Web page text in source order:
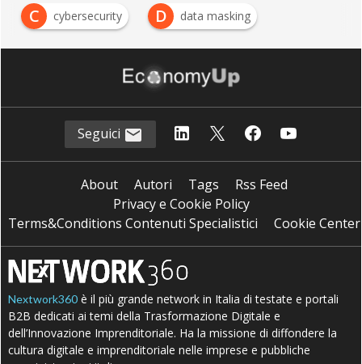
C
cybersecurity D data masking
Seguici
About Autori Tags
Rss Feed
Privacy e Cookie Policy
Terms&Conditions Contenuti Specialistici
Cookie Center
Nextwork360 è il più grande network in Italia di testate e portali
B2B dedicati ai temi della Trasformazione Digitale e
dell’Innovazione Imprenditoriale. Ha la missione di diffondere la
cultura digitale e imprenditoriale nelle imprese e pubbliche